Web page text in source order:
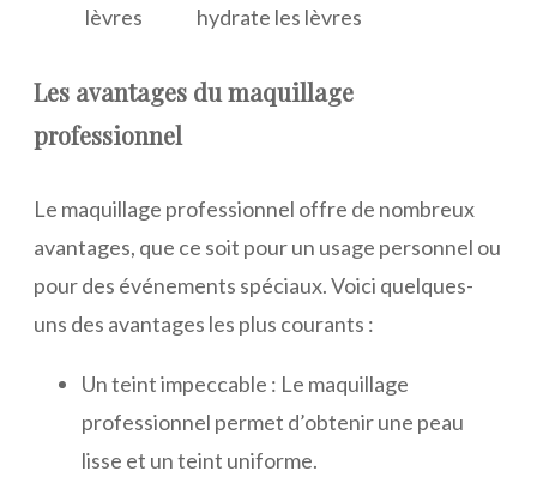
lèvres
hydrate les lèvres
Les avantages du maquillage
professionnel
Le maquillage professionnel offre de nombreux
avantages, que ce soit pour un usage personnel ou
pour des événements spéciaux. Voici quelques-
uns des avantages les plus courants :
Un teint impeccable : Le maquillage
professionnel permet d’obtenir une peau
lisse et un teint uniforme.